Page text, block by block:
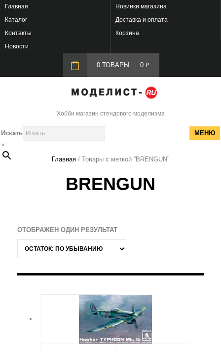
Главная
Новинки магазина
Каталог
Доставка и оплата
Контакты
Корзина
Новости
0 ТОВАРЫ 0 ₽
Хобби магазин стендового моделизма
МЕНЮ
Искать
×
Главная / Товары с меткой “BRENGUN”
BRENGUN
ОТОБРАЖЕН ОДИН РЕЗУЛЬТАТ